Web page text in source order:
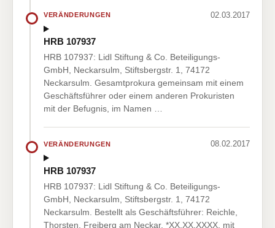
VERÄNDERUNGEN 02.03.2017
HRB 107937
HRB 107937: Lidl Stiftung & Co. Beteiligungs-
GmbH, Neckarsulm, Stiftsbergstr. 1, 74172
Neckarsulm. Gesamtprokura gemeinsam mit einem
Geschäftsführer oder einem anderen Prokuristen
mit der Befugnis, im Namen …
VERÄNDERUNGEN 08.02.2017
HRB 107937
HRB 107937: Lidl Stiftung & Co. Beteiligungs-
GmbH, Neckarsulm, Stiftsbergstr. 1, 74172
Neckarsulm. Bestellt als Geschäftsführer: Reichle,
Thorsten, Freiberg am Neckar, *XX.XX.XXXX, mit